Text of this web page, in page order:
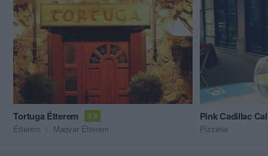
Tortuga Étterem 3.8
Étterem Magyar Étterem
Pink Cadillac
Pizzéria